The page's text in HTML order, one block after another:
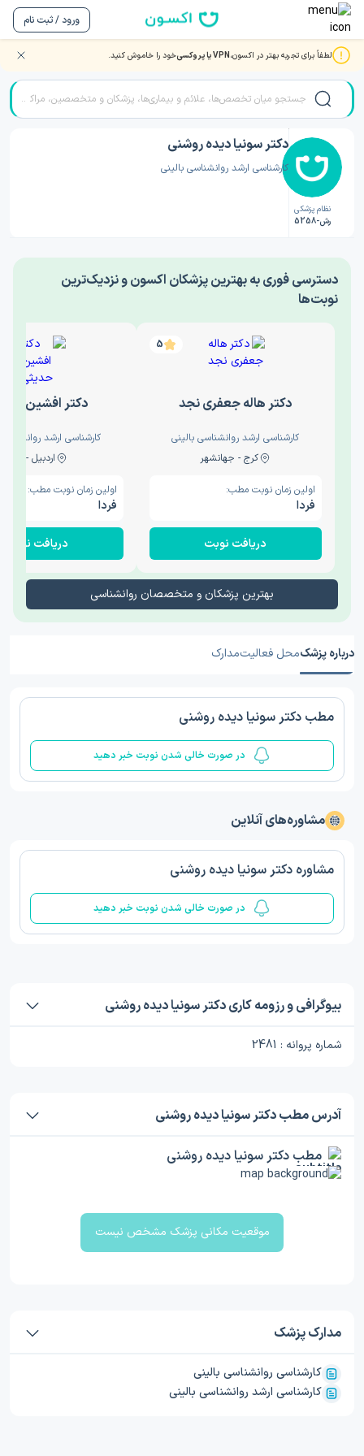
ورود / ثبت نام
لطفاً برای تجربه بهتر در اکسون،VPN یا پروکسی خود را خاموش کنید. صفحه اصلی/دکتر روانشناسی/دکتر سونیا دیده روشنی
نظام پزشکی
رش-5258
دکتر سونیا دیده روشنی
کارشناسی ارشد روانشناسی بالینی
‎دسترسی فوری به بهترین پزشکان اکسون و نزدیک‌ترین
نوبت‌ها
5
دکتر هاله جعفری نجد
کارشناسی ارشد روانشناسی بالینی
کرج - جهانشهر
اولین زمان نوبت مطب:
فردا
دریافت نوبت
دکتر افشین
کارشناسی ارشد
اردبیل - والی
اولین زمان نوبت مطب:
فردا
دریافت نوبت
بهترین پزشکان و متخصصان روانشناسی
درباره پزشکمحل فعالیتمدارک
مطب دکتر سونیا دیده روشنی
در صورت خالی شدن نوبت خبر دهید
مشاوره‌های آنلاین
مشاوره دکتر سونیا دیده روشنی
در صورت خالی شدن نوبت خبر دهید
بیوگرافی و رزومه کاری دکتر سونیا دیده روشنی
شماره پروانه : 2481
آدرس مطب دکتر سونیا دیده روشنی
مطب دکتر سونیا دیده روشنی
موقعیت مکانی پزشک مشخص نیست
مدارک پزشک
کارشناسی روانشناسی بالینی
کارشناسی ارشد روانشناسی بالینی